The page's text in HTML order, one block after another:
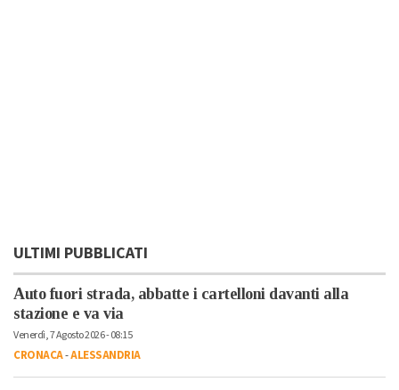
ULTIMI PUBBLICATI
Auto fuori strada, abbatte i cartelloni davanti alla
stazione e va via
Venerdì, 7 Agosto 2026 - 08:15
CRONACA-ALESSANDRIA